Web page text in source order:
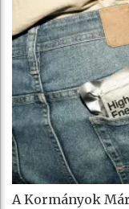
A Kormányok